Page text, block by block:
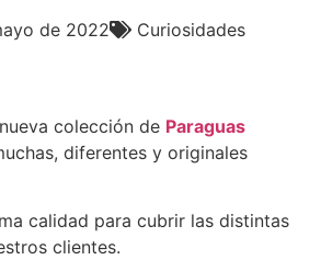
de 2022 Curiosidades
colección de Paraguas
diferentes y originales
calidad para cubrir las distintas
clientes.